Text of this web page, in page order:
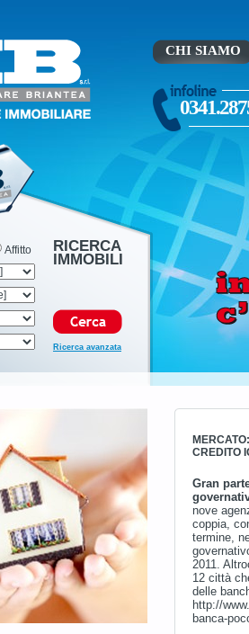
CHI SIAMO
Affitto RICERCA
IMMOBILI
Ricerca avanzata
CREDITO
Gran
nove
coppia,
termine,
2011.
12 città
delle
http://
banca-